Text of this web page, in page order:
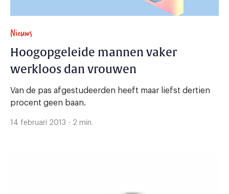
Nieuws
Hoogopgeleide mannen vaker
werkloos dan vrouwen
Van de pas afgestudeerden heeft maar liefst dertien
procent geen baan.
14 februari 2013 - 2 min.